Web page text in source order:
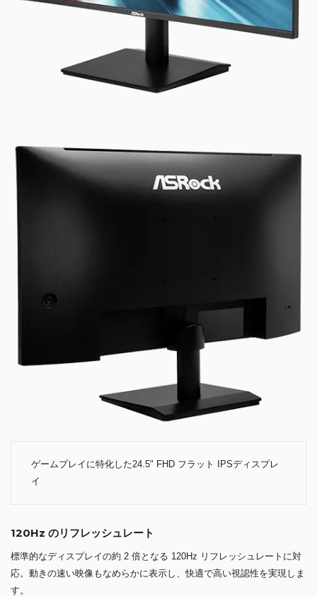
ゲームプレイに特化した24.5" FHD フラット IPSディスプレ
イ
120Hz のリフレッシュレート
標準的なディスプレイの約 2 倍となる 120Hz リフレッシュレートに対
応。動きの速い映像もなめらかに表示し、快適で高い視認性を実現しま
す。